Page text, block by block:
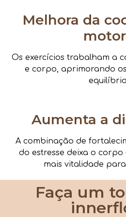
Melhora da
Os exercícios trabalham a
e corpo, aprimorando
Aumenta a
A combinação de
do estresse deixa o
mais vitalidade
Faça um